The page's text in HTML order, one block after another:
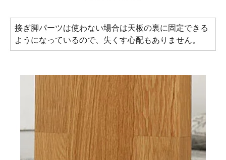
接ぎ脚パーツは使わない場合は天板の裏に固定できる
ようになっているので、失くす心配もありません。